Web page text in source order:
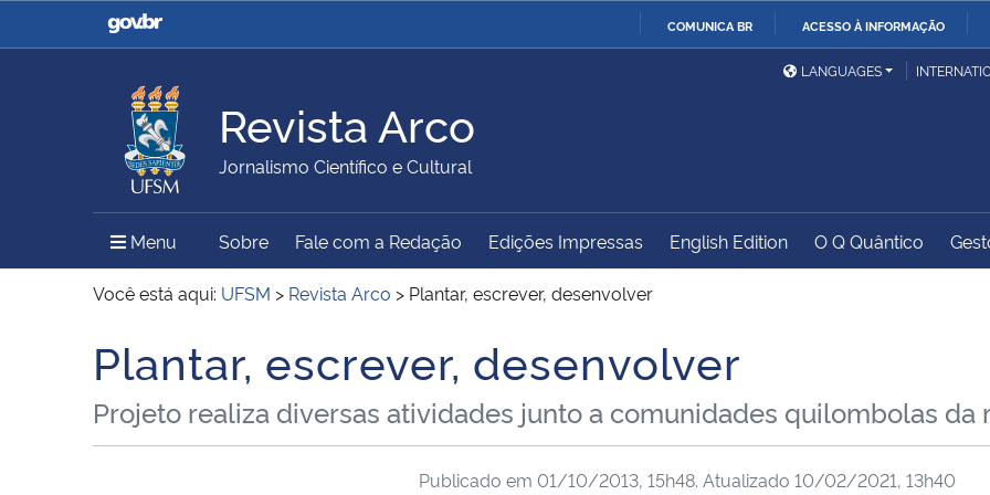
COMUNICA BR ACESSO À INFORMAÇÃO
Casa Civil
Ministério da Justiça e
Ministério da Defesa
Ministério das Relações
Exteriores
Ministério da Agricultura,
Pecuária e Abastecimento
Ministério da Educação
Ministério do Meio Ambiente Ministério do Turismo
Ministério do
Desenvolvimento Regional
Controladoria-Geral da
Secretaria de Governo
Gabinete de Segurança
Institucional
Advocacia-Geral da União
LANGUAGES
Revista Arco
Jornalismo Científico e Cultural
Menu Menu Principal do Sítio
Sobre Fale com a Redação Edições Impressas English Edition O Q Quântico
Você está aqui: UFSM > Revista Arco > Plantar, escrever, desenvolver
Início do conteúdo
Plantar, escrever, desenvolver
Projeto realiza diversas atividades junto a comunidades quilombolas da
Publicado em 01/10/2013, 15h48. Atualizado 10/02/2021, 13h40